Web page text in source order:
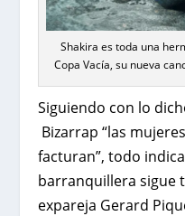
Shakira es toda una
Copa Vacía, su nueva
Siguiendo con lo
Bizarrap “las
facturan”, todo
barranquillera sigue
expareja Gerard